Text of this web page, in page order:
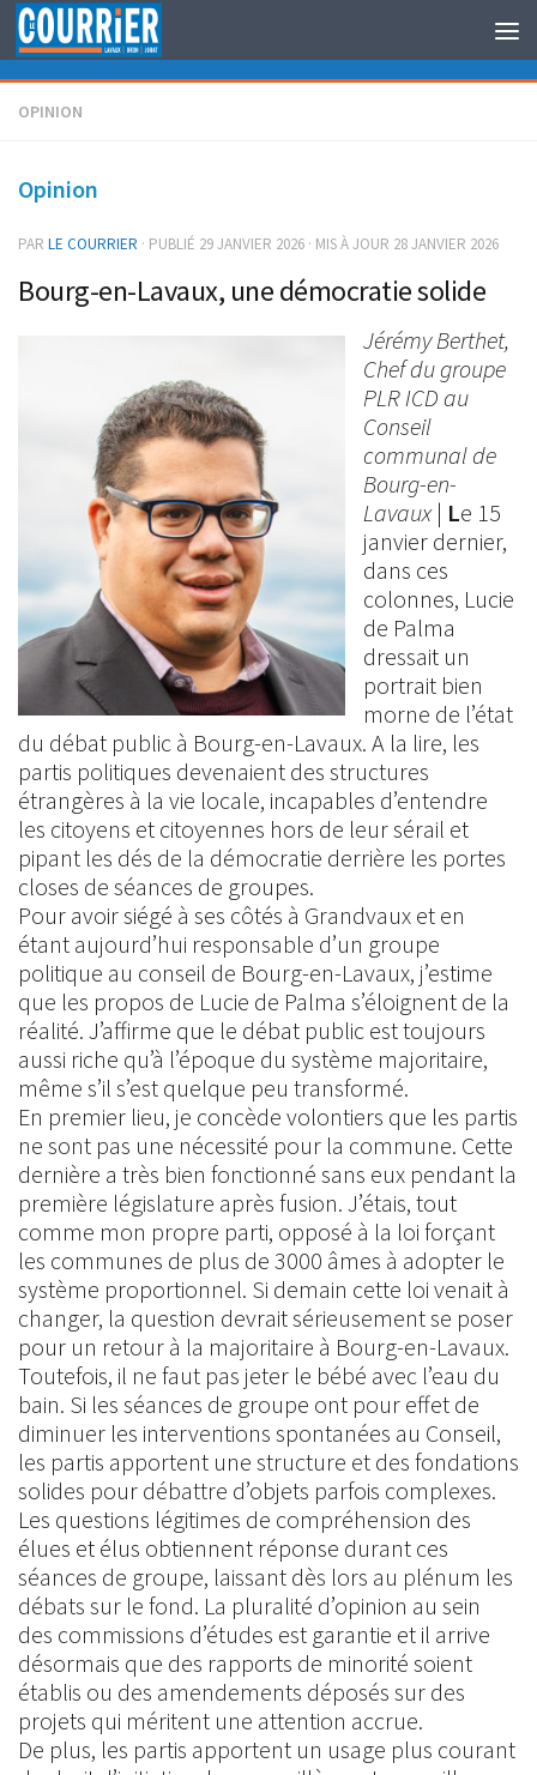
Au dessous du contenu
OPINION
Opinion
PAR LE COURRIER · PUBLIÉ 29 JANVIER 2026 · MIS À JOUR 28 JANVIER 2026
Bourg-en-Lavaux, une démocratie solide
Jérémy Berthet,
Chef du groupe
PLR ICD au
Conseil
communal de
Bourg-en-
Lavaux| Le 15
janvier dernier,
dans ces
colonnes, Lucie
de Palma
dressait un
portrait bien
morne de l’état
du débat public à Bourg-en-Lavaux. A la lire, les
partis politiques devenaient des structures
étrangères à la vie locale, incapables d’entendre
les citoyens et citoyennes hors de leur sérail et
pipant les dés de la démocratie derrière les portes
closes de séances de groupes.
Pour avoir siégé à ses côtés à Grandvaux et en
étant aujourd’hui responsable d’un groupe
politique au conseil de Bourg-en-Lavaux, j’estime
que les propos de Lucie de Palma s’éloignent de la
réalité. J’affirme que le débat public est toujours
aussi riche qu’à l’époque du système majoritaire,
même s’il s’est quelque peu transformé.
En premier lieu, je concède volontiers que les partis
ne sont pas une nécessité pour la commune. Cette
dernière a très bien fonctionné sans eux pendant la
première législature après fusion. J’étais, tout
comme mon propre parti, opposé à la loi forçant
les communes de plus de 3000 âmes à adopter le
système proportionnel. Si demain cette loi venait à
changer, la question devrait sérieusement se poser
pour un retour à la majoritaire à Bourg-en-Lavaux.
Toutefois, il ne faut pas jeter le bébé avec l’eau du
bain. Si les séances de groupe ont pour effet de
diminuer les interventions spontanées au Conseil,
les partis apportent une structure et des fondations
solides pour débattre d’objets parfois complexes.
Les questions légitimes de compréhension des
élues et élus obtiennent réponse durant ces
séances de groupe, laissant dès lors au plénum les
débats sur le fond. La pluralité d’opinion au sein
des commissions d’études est garantie et il arrive
désormais que des rapports de minorité soient
établis ou des amendements déposés sur des
projets qui méritent une attention accrue.
De plus, les partis apportent un usage plus courant